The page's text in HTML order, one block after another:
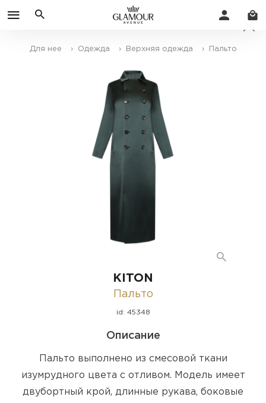
Для нее › Одежда › Верхняя одежда › Пальто
KITON
Пальто
id: 45348
Описание
Пальто выполнено из смесовой ткани
изумрудного цвета с отливом. Модель имеет
двубортный крой, длинные рукава, боковые